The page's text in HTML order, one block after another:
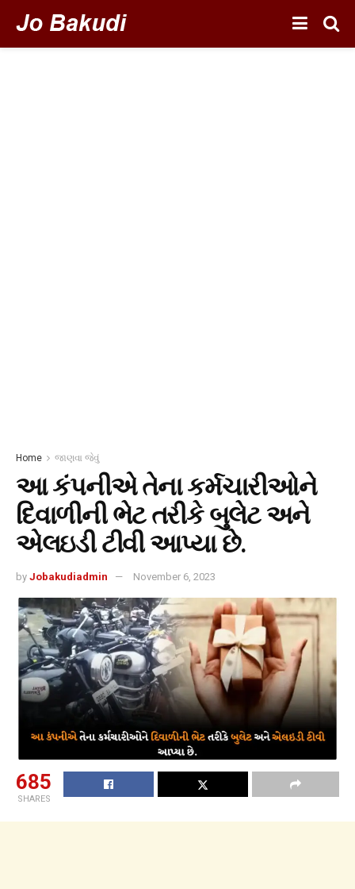
Home જાણવા જેવું
આ કંપનીએ તેના કર્મચારીઓને
દિવાળીની ભેટ તરીકે બુલેટ અને
એલઇડી ટીવી આપ્યા છે.
by Jobakudiadmin November 6, 2023
685
SHARES